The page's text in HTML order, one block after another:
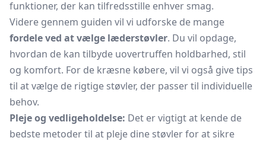
funktioner, der kan tilfredsstille enhver smag.
Videre gennem guiden vil vi udforske de mange
fordele ved at vælge læderstøvler. Du vil opdage,
hvordan de kan tilbyde uovertruffen holdbarhed, stil
og komfort. For de kræsne købere, vil vi også give tips
til at vælge de rigtige støvler, der passer til individuelle
behov.
Pleje og vedligeholdelse: Det er vigtigt at kende de
bedste metoder til at pleje dine støvler for at sikre